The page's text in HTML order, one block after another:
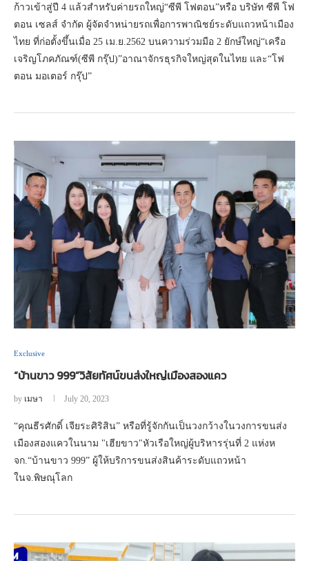
ก้าวเข้าสู่ปี 4 แล้วสำหรับค่ายรถใหญ่“ซีพี โฟตอน”หรือ บริษัท ซีพี โฟ
ตอน เซลส์ จำกัด ผู้จัดจำหน่ายรถเพื่อการพาณิชย์ระดับแถวหน้าเมือง
ไทย ที่ก่อตั้งขึ้นเมื่อ 25 เม.ย.2562 บนความร่วมมือ 2 ยักษ์ใหญ่“เครือ
เจริญโภคภัณฑ์(ซีพี กรุ๊ป)”อาณาจักรธุรกิจใหญ่สุดในไทย และ“โฟ
ตอน มอเตอร์ กรุ๊ป”
Exclusive
“บ้านขาว 999”วิสัยทัศน์ขนส่งใหญ่เมืองสองแคว
by เมษา July 20, 2023
“คุณธีรศักดิ์ เจียระศิริสิน” หรือที่รู้จักกันเป็นวงกว้างในวงการขนส่ง
เมืองสองแควในนาม "เฮียขาว"หัวเรือใหญ่ผู้บริหารรุ่นที่ 2 แห่งห
จก.“บ้านขาว 999” ผู้ให้บริการขนส่งสินค้าระดับแถวหน้า
ในจ.พิษณุโลก